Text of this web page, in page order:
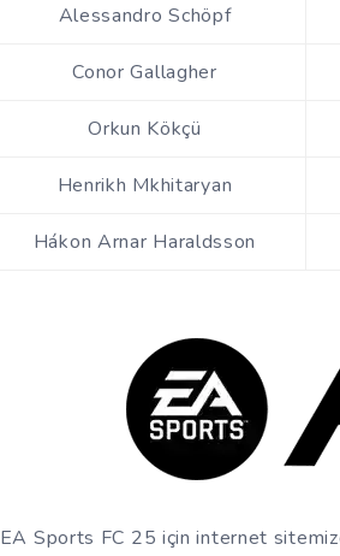
Alessandro Schöpf
Conor Gallagher
Orkun Kökçü
Henrikh Mkhitaryan
Hákon Arnar Haraldsson
EA Sports FC 25 için internet